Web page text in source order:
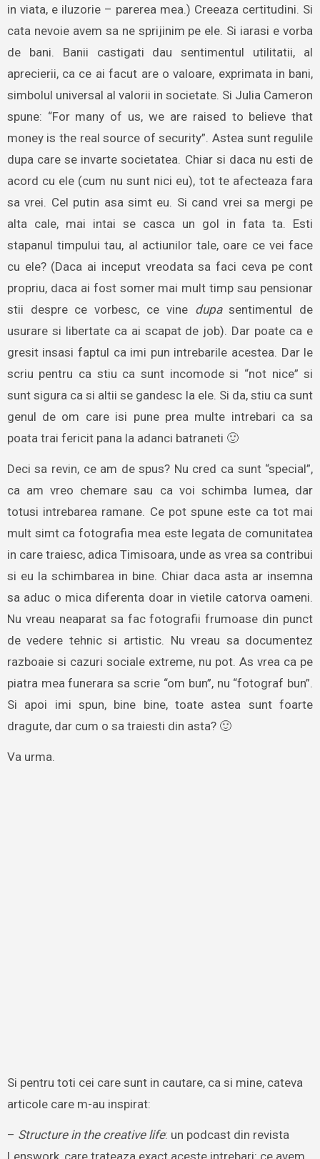
in viata, e iluzorie – parerea mea.) Creeaza certitudini. Si
cata nevoie avem sa ne sprijinim pe ele. Si iarasi e vorba
de bani. Banii castigati dau sentimentul utilitatii, al
aprecierii, ca ce ai facut are o valoare, exprimata in bani,
simbolul universal al valorii in societate. Si Julia Cameron
spune: “For many of us, we are raised to believe that
money is the real source of security”. Astea sunt regulile
dupa care se invarte societatea. Chiar si daca nu esti de
acord cu ele (cum nu sunt nici eu), tot te afecteaza fara
sa vrei. Cel putin asa simt eu. Si cand vrei sa mergi pe
alta cale, mai intai se casca un gol in fata ta. Esti
stapanul timpului tau, al actiunilor tale, oare ce vei face
cu ele? (Daca ai inceput vreodata sa faci ceva pe cont
propriu, daca ai fost somer mai mult timp sau pensionar
stii despre ce vorbesc, ce vine dupasentimentul de
usurare si libertate ca ai scapat de job). Dar poate ca e
gresit insasi faptul ca imi pun intrebarile acestea. Dar le
scriu pentru ca stiu ca sunt incomode si “not nice” si
sunt sigura ca si altii se gandesc la ele. Si da, stiu ca sunt
genul de om care isi pune prea multe intrebari ca sa
poata trai fericit pana la adanci batraneti 🙂
Deci sa revin, ce am de spus? Nu cred ca sunt “special”,
ca am vreo chemare sau ca voi schimba lumea, dar
totusi intrebarea ramane. Ce pot spune este ca tot mai
mult simt ca fotografia mea este legata de comunitatea
in care traiesc, adica Timisoara, unde as vrea sa contribui
si eu la schimbarea in bine. Chiar daca asta ar insemna
sa aduc o mica diferenta doar in vietile catorva oameni.
Nu vreau neaparat sa fac fotografii frumoase din punct
de vedere tehnic si artistic. Nu vreau sa documentez
razboaie si cazuri sociale extreme, nu pot. As vrea ca pe
piatra mea funerara sa scrie “om bun”, nu “fotograf bun”.
Si apoi imi spun, bine bine, toate astea sunt foarte
dragute, dar cum o sa traiesti din asta? 🙂
Va urma.
Si pentru toti cei care sunt in cautare, ca si mine, cateva
articole care m-au inspirat:
– Structure in the creative life: un podcast din revista
Lenswork, care trateaza exact aceste intrebari: ce avem